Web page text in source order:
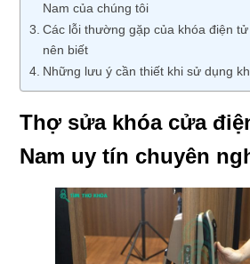
Nam của chúng tôi
Các lỗi thường gặp của khóa điện
nên biết
Những lưu ý cần thiết khi sử dụng
Thợ sửa khóa cửa
Nam uy tín chuyên